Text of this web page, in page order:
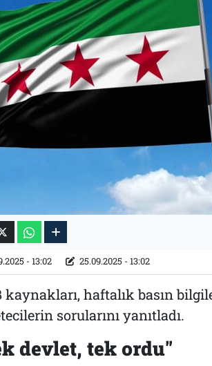
- 13:02 25.09.2025 - 13:02
kaynakları, haftalık basın
sorularını yanıtladı.
devlet, tek ordu"